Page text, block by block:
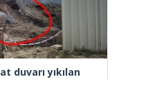
duvarı yıkılan